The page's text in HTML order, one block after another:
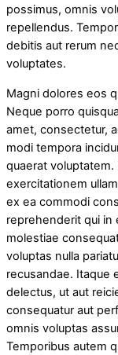
possimus, omnis
repellendus.
debitis aut rerum
voluptates.
Magni dolores eos
Neque porro
amet, consectetur,
modi tempora
quaerat voluptatem.
exercitationem
ex ea commodi
reprehenderit qui in
molestiae
voluptas nulla
recusandae. Itaque
delectus, ut aut
consequatur aut
omnis voluptas
Temporibus autem